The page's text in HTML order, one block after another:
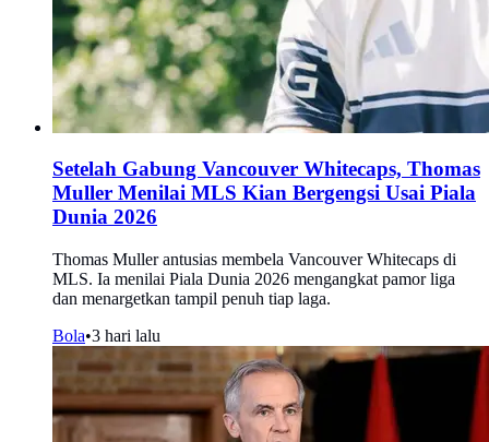
Setelah Gabung Vancouver Whitecaps, Thomas
Muller Menilai MLS Kian Bergengsi Usai Piala
Dunia 2026
Thomas Muller antusias membela Vancouver Whitecaps di
MLS. Ia menilai Piala Dunia 2026 mengangkat pamor liga
dan menargetkan tampil penuh tiap laga.
Bola•3 hari lalu